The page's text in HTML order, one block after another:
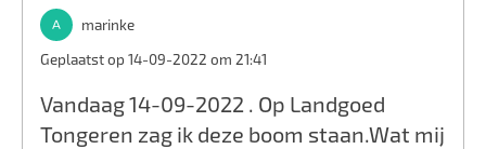
marinke
Geplaatst op 14-09-2022 om 21:41
Vandaag 14-09-2022 . Op Landgoed
Tongeren zag ik deze boom staan.Wat mij